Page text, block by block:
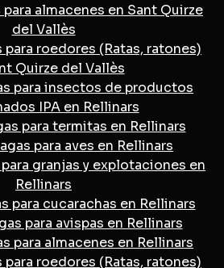
almacenes en Sant Quirze
del Vallès
roedores (Ratas, ratones)
Quirze del Vallès
para insectos de productos
IPA en Rellinars
para termitas en Rellinars
para aves en Rellinars
granjas y explotaciones en
Rellinars
para cucarachas en Rellinars
para avispas en Rellinars
para almacenes en Rellinars
roedores (Ratas, ratones)